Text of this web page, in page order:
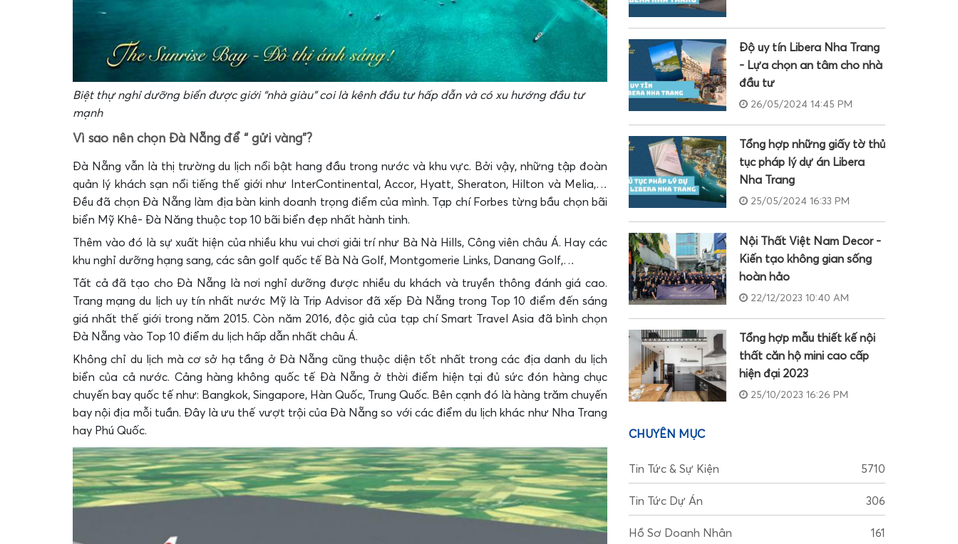
Biệt thự nghỉ dưỡng biển được giới “nhà giàu” coi là kênh đầu tư hấp dẫn và có xu hướng đầu tư
mạnh
Vì sao nên chọn Đà Nẵng để “ gửi vàng”?
Đà Nẵng vẫn là thị trường du lịch nổi bật hang đầu trong nước và khu vực. Bởi vậy, những tập đoàn
quản lý khách sạn nổi tiếng thế giới như InterContinental, Accor, Hyatt, Sheraton, Hilton và Melia,…
Đều đã chọn Đà Nẵng làm địa bàn kinh doanh trọng điểm của mình. Tạp chí Forbes từng bầu chọn bãi
biển Mỹ Khê- Đà Năng thuộc top 10 bãi biển đẹp nhất hành tinh.
Thêm vào đó là sự xuất hiện của nhiều khu vui chơi giải trí như Bà Nà Hills, Công viên châu Á. Hay các
khu nghỉ dưỡng hạng sang, các sân golf quốc tế Bà Nà Golf, Montgomerie Links, Danang Golf,…
Tất cả đã tạo cho Đà Nẵng là nơi nghỉ dưỡng được nhiều du khách và truyền thông đánh giá cao.
Trang mạng du lịch uy tín nhất nước Mỹ là Trip Advisor đã xếp Đà Nẵng trong Top 10 điểm đến sáng
giá nhất thế giới trong năm 2015. Còn năm 2016, độc giả của tạp chí Smart Travel Asia đã bình chọn
Đà Nẵng vào Top 10 điểm du lịch hấp dẫn nhất châu Á.
Không chỉ du lịch mà cơ sở hạ tầng ở Đà Nẵng cũng thuộc diện tốt nhất trong các địa danh du lịch
biển của cả nước. Cảng hàng không quốc tế Đà Nẵng ở thời điểm hiện tại đủ sức đón hàng chục
chuyến bay quốc tế như: Bangkok, Singapore, Hàn Quốc, Trung Quốc. Bên cạnh đó là hàng trăm chuyến
bay nội địa mỗi tuần. Đây là ưu thế vượt trội của Đà Nẵng so với các điểm du lịch khác như Nha Trang
hay Phú Quốc.
Độ uy tín Libera Nha Trang
- Lựa chọn an tâm cho nhà
đầu tư
26/05/2024 14:45 PM
Tổng hợp những giấy tờ thủ
tục pháp lý dự án Libera
Nha Trang
25/05/2024 16:33 PM
Nội Thất Việt Nam Decor -
Kiến tạo không gian sống
hoàn hảo
22/12/2023 10:40 AM
Tổng hợp mẫu thiết kế nội
thất căn hộ mini cao cấp
hiện đại 2023
25/10/2023 16:26 PM
CHUYÊN MỤC
Tin Tức & Sự Kiện 5710
Tin Tức Dự Án 306
Hồ Sơ Doanh Nhân 161